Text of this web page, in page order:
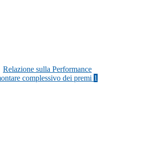
Relazione sulla Performance
complessivo dei premi 1